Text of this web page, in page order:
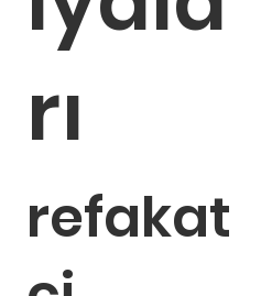
rı
refakat